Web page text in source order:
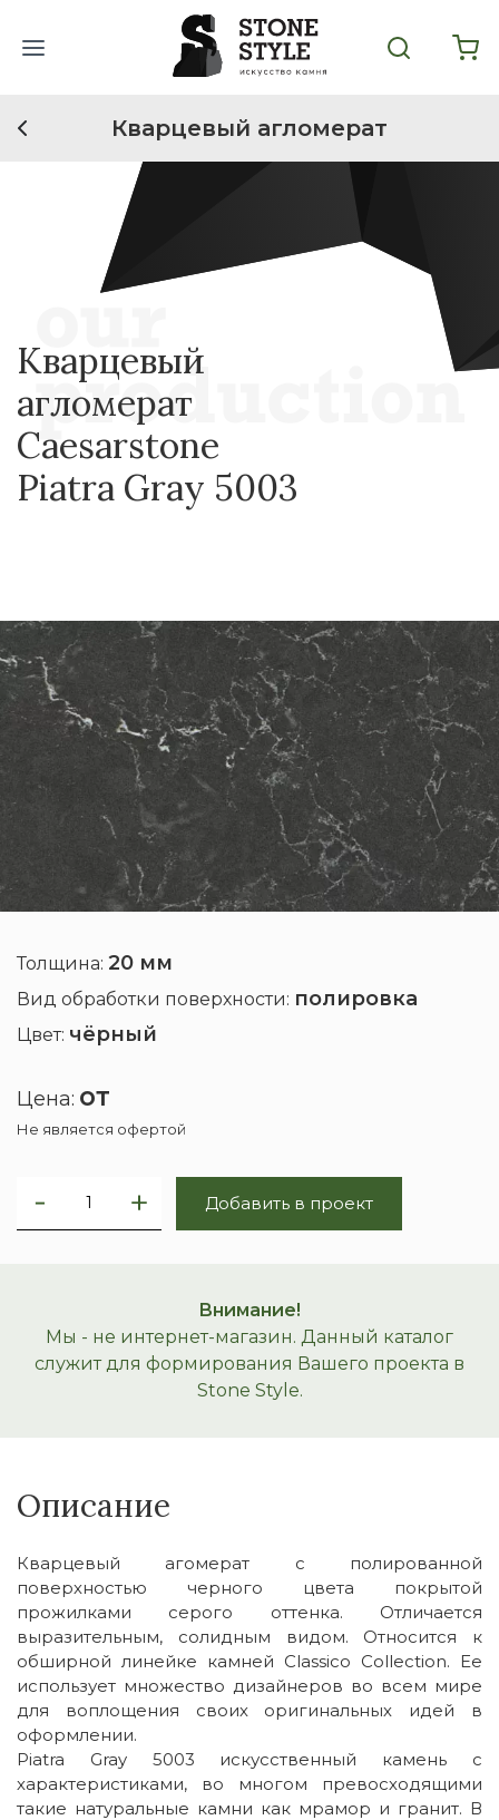
Кварцевый агломерат
Кварцевый
агломерат
Caesarstone
Piatra Gray 5003
Толщина: 20 мм
Вид обработки поверхности: полировка
Цвет: чёрный
Цена: от
Не является офертой
Добавить в проект
Внимание!
Мы - не интернет-магазин. Данный каталог
служит для формирования Вашего проекта в
Stone Style.
Описание
Кварцевый агомерат с полированной
поверхностью черного цвета покрытой
прожилками серого оттенка. Отличается
выразительным, солидным видом. Относится к
обширной линейке камней Classico Collection. Ее
использует множество дизайнеров во всем мире
для воплощения своих оригинальных идей в
оформлении.
Piatra Gray 5003 искусственный камень с
характеристиками, во многом превосходящими
такие натуральные камни как мрамор и гранит. В